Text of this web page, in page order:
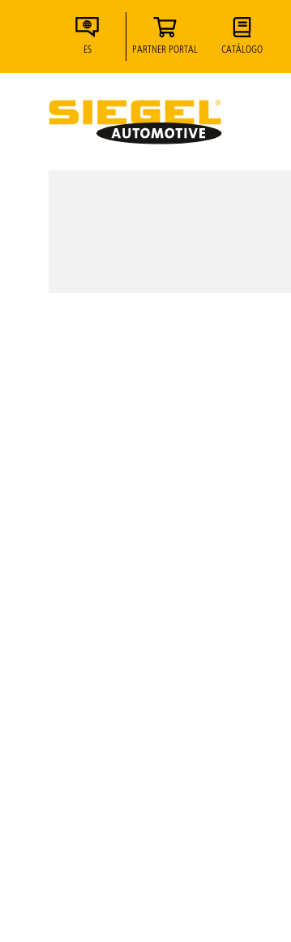
ES PARTNER PORTAL CATÁLOGO